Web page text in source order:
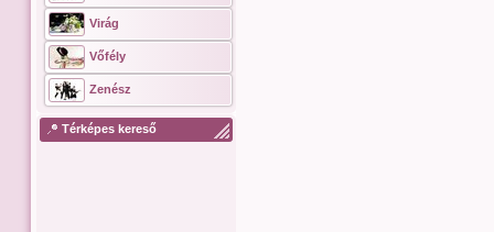
Virág
Vőfély
Zenész
Térképes kereső